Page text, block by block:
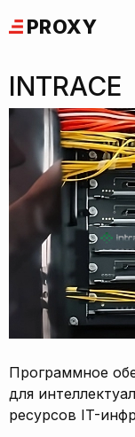
to
PROXY
INTRACE
Программное
для
ресурсов IT-